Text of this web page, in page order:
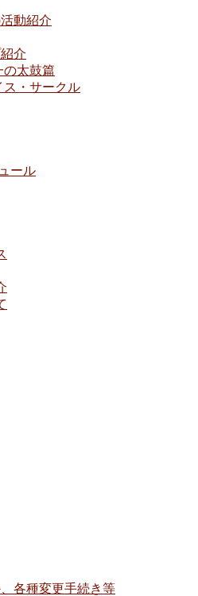
動紹介
介
の太鼓篇
ス・サークル
ール
各種変更手続き等